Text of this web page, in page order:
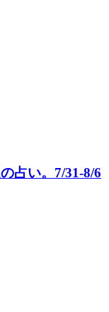
占い。7/31-8/6